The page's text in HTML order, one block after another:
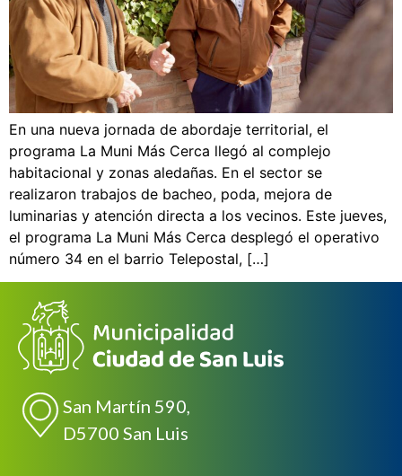
En una nueva jornada de abordaje territorial, el
programa La Muni Más Cerca llegó al complejo
habitacional y zonas aledañas. En el sector se
realizaron trabajos de bacheo, poda, mejora de
luminarias y atención directa a los vecinos. Este jueves,
el programa La Muni Más Cerca desplegó el operativo
número 34 en el barrio Telepostal, […]
San Martín 590,
D5700 San Luis